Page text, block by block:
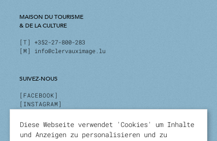
MAISON DU TOURISME
& DE LA CULTURE
T
+352-27-800-283
M
info@clervauximage.lu
SUIVEZ-NOUS
FACEBOOK
INSTAGRAM
Diese Webseite verwendet 'Cookies' um Inhalte
und Anzeigen zu personalisieren und zu